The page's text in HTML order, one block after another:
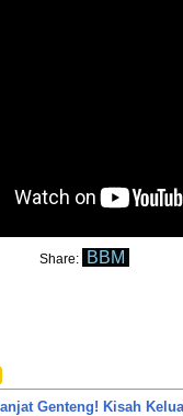
Share: BBM
Genteng! Kisah